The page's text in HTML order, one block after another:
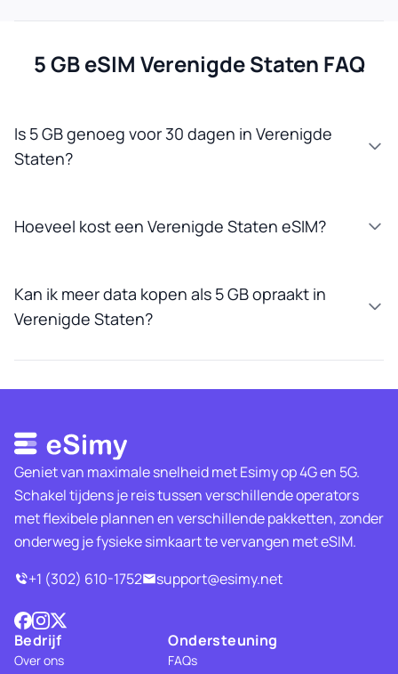
5 GB eSIM Verenigde Staten FAQ
Is 5 GB genoeg voor 30 dagen in Verenigde
Staten?
Hoeveel kost een Verenigde Staten eSIM?
Kan ik meer data kopen als 5 GB opraakt in
Verenigde Staten?
Geniet van maximale snelheid met Esimy op 4G en 5G.
Schakel tijdens je reis tussen verschillende operators
met flexibele plannen en verschillende pakketten, zonder
onderweg je fysieke simkaart te vervangen met eSIM.
+1 (302) 610-1752
support@esimy.net
Bedrijf
Over ons
Ondersteuning
FAQs